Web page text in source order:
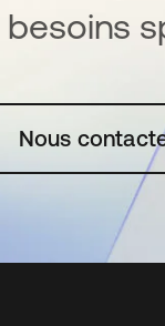
nouvel onglet
Nous